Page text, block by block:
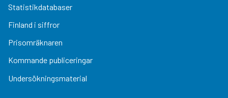
Statistikdatabaser
Finland i siffror
Prisomräknaren
Kommande publiceringar
Undersökningsmaterial